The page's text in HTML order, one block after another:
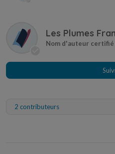
Les Plumes
2 contributeurs